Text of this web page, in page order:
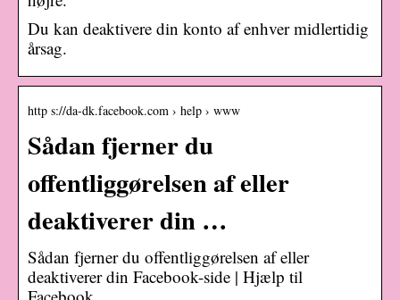
Du kan deaktivere din konto af enhver midlertidig
årsag.
http s://da-dk.facebook.com › help › www
Sådan fjerner du
offentliggørelsen af eller
deaktiverer din …
Sådan fjerner du offentliggørelsen af eller
deaktiverer din Facebook-side | Hjælp til